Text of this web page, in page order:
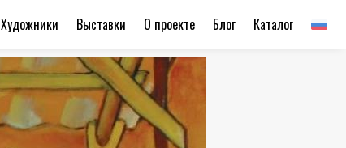
Каталог
Блог
О проекте
Выставки
Художники